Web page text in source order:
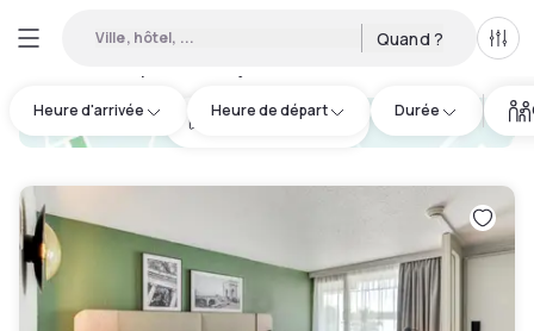
Ville, hôtel, ... Quand ?
Heure d'arrivée Heure de départ Durée
hotel.cta.view_map